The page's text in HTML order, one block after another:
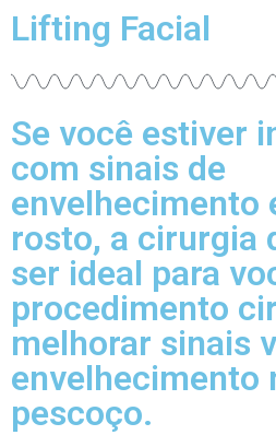
Lifting Facial
Se você estiver
com sinais de
envelhecimento
rosto, a cirurgia
ser ideal para
procedimento
melhorar sinais
envelhecimento
pescoço.